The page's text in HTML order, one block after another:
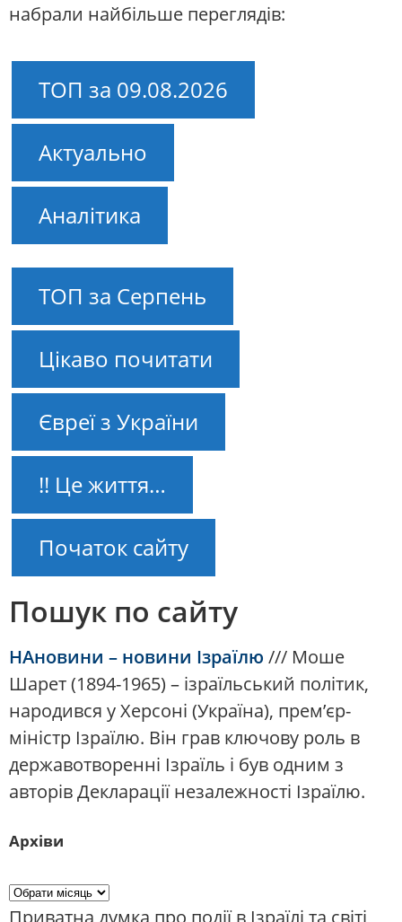
набрали найбільше переглядів:
ТОП за 09.08.2026
Актуально
Аналітика
ТОП за Серпень
Цікаво почитати
Євреї з України
!! Це життя…
Початок сайту
Пошук по сайту
НАновини – новини Ізраїлю /// Моше
Шарет (1894-1965) – ізраїльський політик,
народився у Херсоні (Україна), прем’єр-
міністр Ізраїлю. Він грав ключову роль в
державотворенні Ізраїль і був одним з
авторів Декларації незалежності Ізраїлю.
Архіви
Приватна думка про події в Ізраїлі та світі